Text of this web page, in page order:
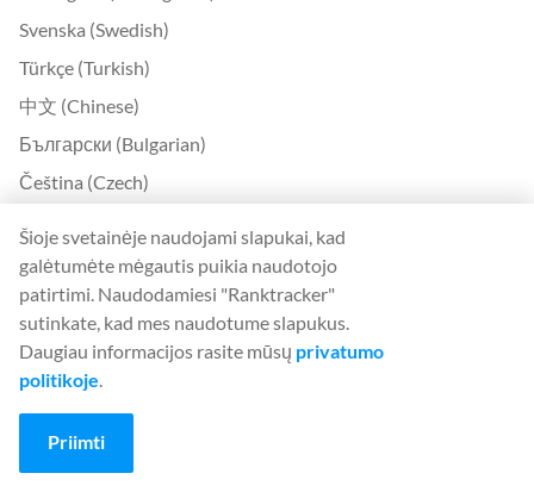
Svenska (Swedish)
Türkçe (Turkish)
中文 (Chinese)
Български (Bulgarian)
Čeština (Czech)
Ελληνικά (Greek)
Eesti (Estonian)
Suomi (Finnish)
Magyar (Hungarian)
Indonesia (Indonesian)
Lietuvių (Lithuanian)
Šioje svetainėje naudojami slapukai, kad
galėtumėte mėgautis puikia naudotojo
patirtimi. Naudodamiesi "Ranktracker"
sutinkate, kad mes naudotume slapukus.
Daugiau informacijos rasite mūsų privatumo
politikoje.
Priimti